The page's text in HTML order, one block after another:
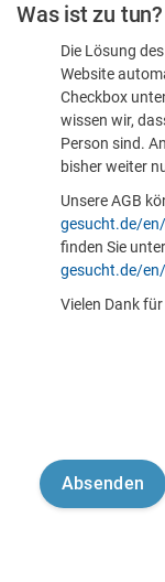
sind
Was ist zu tun?
Die Lösung
Website
Checkbox
wissen wir,
Person sind.
bisher weiter
Unsere AGB
gesucht.de/
finden Sie
gesucht.de/
Vielen Dank